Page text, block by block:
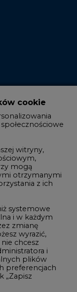
cookie
witryny,
mogą
otrzymanymi
z ich
systemowe
i w każdym
zmianę
wyrazić,
chcesz
i
plików
preferencjach
„Zapisz